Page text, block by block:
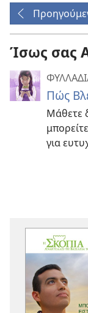
Ίσως σας
Πώς
Μάθετε
για